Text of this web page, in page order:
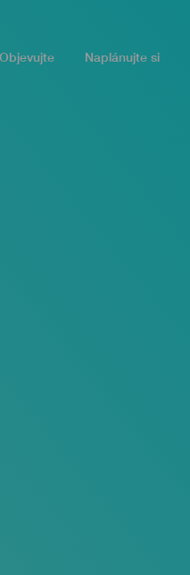
Naplánujte si